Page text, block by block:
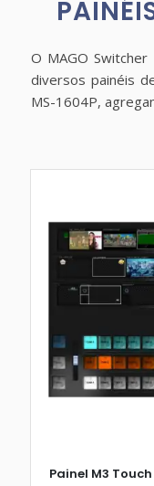
O MAGO
diversos painéis
MS-1604P,
Painel M3 Touch